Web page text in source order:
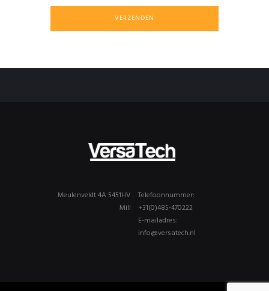
Telefoonnummer:
+31(0)485-470222
E-mailadres:
info@versatech.nl
Meulenveldt 4A 5451HV
Mill